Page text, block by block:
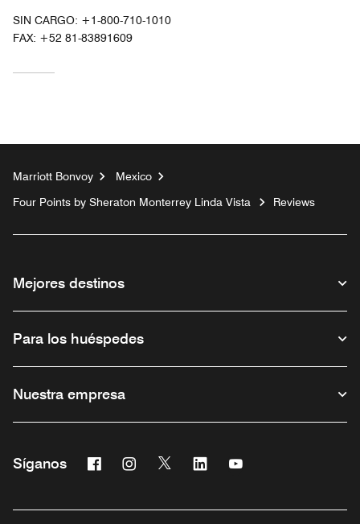
SIN CARGO: +1-800-710-1010
FAX: +52 81-83891609
Marriott Bonvoy
Mexico
Four Points by Sheraton Monterrey Linda Vista
Reviews
Mejores destinos
Para los huéspedes
Nuestra empresa
Síganos Facebook
Abre una ventana nueva
Instagram
Abre una ventana nueva
Twitter
Abre una ventana nueva
Linkedin
Abre una ventana nueva
Abre una ventana